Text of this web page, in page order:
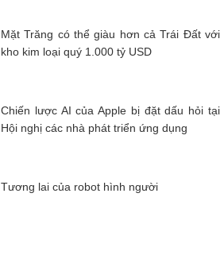
Mặt Trăng có thể giàu hơn cả Trái Đất với
kho kim loại quý 1.000 tỷ USD
Chiến lược AI của Apple bị đặt dấu hỏi tại
Hội nghị các nhà phát triển ứng dụng
Tương lai của robot hình người